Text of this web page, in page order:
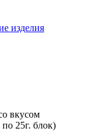
изделия
вкусом
25г. блок)